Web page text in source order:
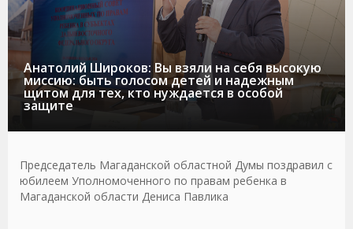
Анатолий Широков: Вы взяли на себя высокую
миссию: быть голосом детей и надежным
щитом для тех, кто нуждается в особой
защите
Председатель Магаданской областной Думы поздравил с
юбилеем Уполномоченного по правам ребенка в
Магаданской области Дениса Павлика